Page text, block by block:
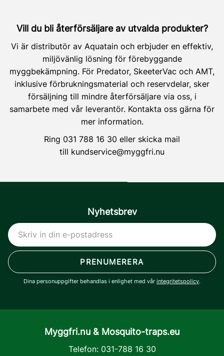
Vill du bli återförsäljare av utvalda produkter?
Vi är distributör av Aquatain och erbjuder en effektiv,
miljövänlig lösning för förebyggande
myggbekämpning. För Predator, SkeeterVac och AMT,
inklusive förbrukningsmaterial och reservdelar, sker
försäljning till mindre återförsäljare via oss, i
samarbete med vår leverantör. Kontakta oss gärna för
mer information.
Ring 031 788 16 30 eller skicka mail
till kundservice@myggfri.nu
Nyhetsbrev
PRENUMERERA
Dina personuppgifter behandlas i enlighet med vår integritetspolicy.
Myggfri.nu & Mosquito-traps.eu
Telefon: 031-788 16 30